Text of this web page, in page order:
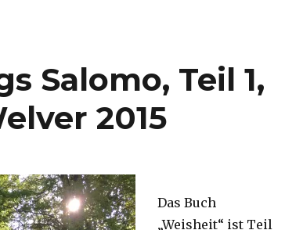
Salomo, Teil 1,
2015
Das Buch
„Weisheit“ ist Teil